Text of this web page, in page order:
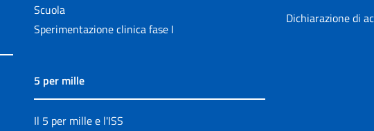
Scuola
Sperimentazione clinica fase I
5 per mille
Il 5 per mille e l'ISS
Dichiarazione di